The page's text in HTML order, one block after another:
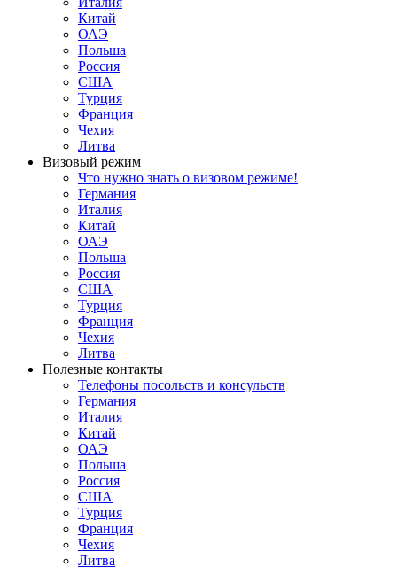
Китай
ОАЭ
Польша
Россия
США
Турция
Франция
Чехия
Литва
Визовый режим
Что нужно знать о визовом режиме!
Германия
Италия
Китай
ОАЭ
Польша
Россия
США
Турция
Франция
Чехия
Литва
Полезные контакты
Телефоны посольств и консульств
Германия
Италия
Китай
ОАЭ
Польша
Россия
США
Турция
Франция
Чехия
Литва